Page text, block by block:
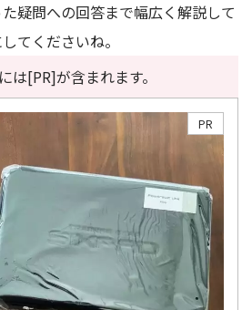
疑問への回答まで幅広く解説して
てくださいね。
は[PR]が含まれます。
PR